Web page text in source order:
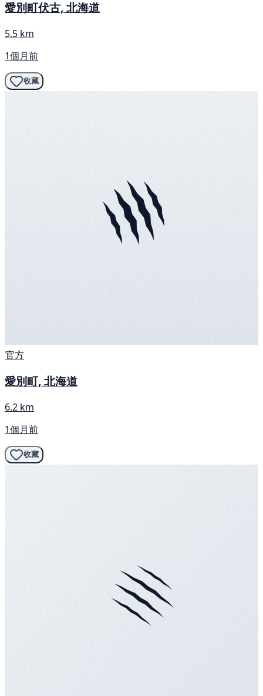
愛別町伏古, 北海道
5.5 km
1個月前
收藏
官方
愛別町, 北海道
6.2 km
1個月前
收藏